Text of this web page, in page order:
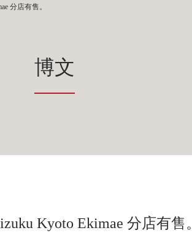
分店有售。
博文
Kyoto Ekimae 分店有售。